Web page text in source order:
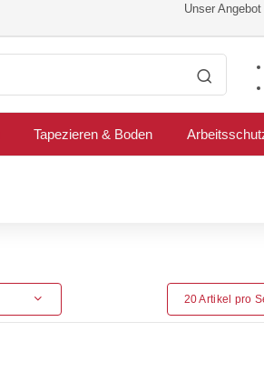
Unser
Tapezieren & Boden
20 Artikel pro